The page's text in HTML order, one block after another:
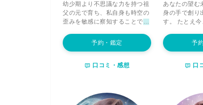
り添い安心できる場所と時間を
作っていくことが私の使命だと
思っております。 少しでもあな
た様のお傍で支えになれたら幸
いです。ご相談お待ちしており
ます。
幼少期より不思議な力を持つ祖
父の元で育ち、私自身も時空の
歪みを敏感に察知することで他
たり、予知したことが現実世界
で起きたり
と、不思議な環境で
動を感じとり、あなた様の
人生の全てを変えることは出来
ません。ですが、頑張っている
予約・鑑定
口コミ・感想
あなたの望む
身の手で創り
す。 たとえ
丈夫。
今こ
行動を少しず
ち溢れたもの
す。 優しい
こそ、時に傷
予
口